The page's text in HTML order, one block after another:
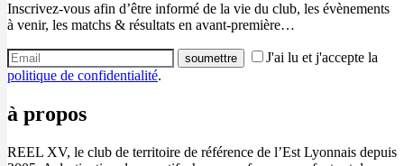
Inscrivez-vous afin d’être informé de la vie du club, les évènements
à venir, les matchs & résultats en avant-première…
J'ai lu et j'accepte la
politique de confidentialité.
à propos
REEL XV, le club de territoire de référence de l’Est Lyonnais depuis